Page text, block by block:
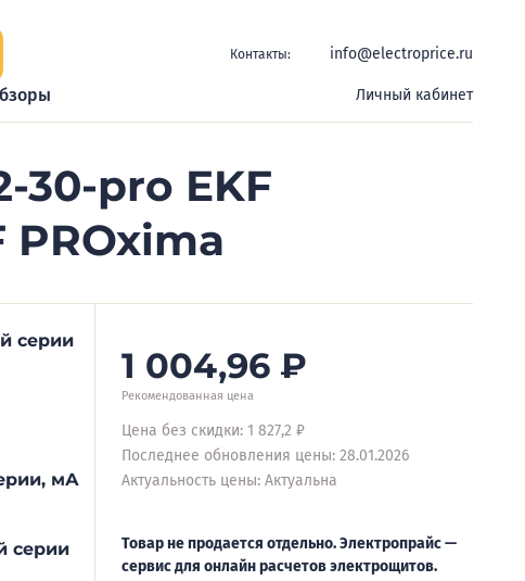
Контакты: info@electroprice.ru
Личный кабинет
30-pro EKF
серии
мА
серии
1 004,96 ₽
Рекомендованная цена
Цена без скидки: 1 827,2 ₽
Последнее обновления цены: 28.01.2026
Актуальность цены: Актуальна
Товар не продается отдельно. Электропрайс —
сервис для онлайн расчетов электрощитов.